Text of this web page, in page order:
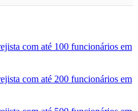
com até 100 funcionários em
com até 200 funcionários em